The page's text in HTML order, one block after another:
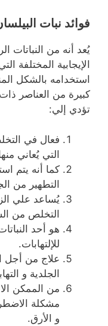
فوائد نبات
يُعد أنه من النباتات
الإيجابية المختلفة
استخدامه بالشكل
كبيرة من العناصر ذات
تؤدي إلي:
فعال في
التي يُعاني
كما أنه يتم
التطهير من
يُساعد علي
التخلص من
هو أحد
للإلتهابات.
علاج من أجل
الجلدية و
من الممكن
مشكلة
و الأرق.